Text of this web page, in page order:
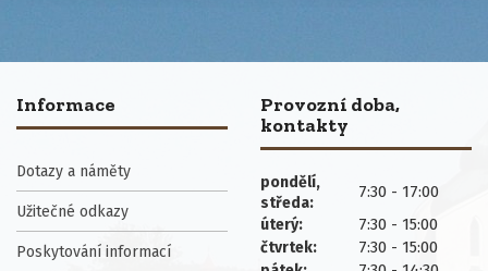
Informace
Dotazy a náměty
Užitečné odkazy
Poskytování informací
Provozní doba,
kontakty
pondělí,
středa:
7:30 - 17:00
úterý: 7:30 - 15:00
čtvrtek: 7:30 - 15:00